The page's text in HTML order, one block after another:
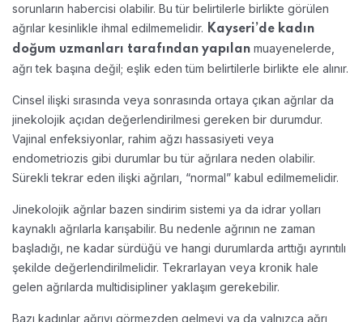
sorunların habercisi olabilir. Bu tür belirtilerle birlikte görülen
ağrılar kesinlikle ihmal edilmemelidir. Kayseri’de kadın
doğum uzmanları tarafından yapılan muayenelerde,
ağrı tek başına değil; eşlik eden tüm belirtilerle birlikte ele alınır.
Cinsel ilişki sırasında veya sonrasında ortaya çıkan ağrılar da
jinekolojik açıdan değerlendirilmesi gereken bir durumdur.
Vajinal enfeksiyonlar, rahim ağzı hassasiyeti veya
endometriozis gibi durumlar bu tür ağrılara neden olabilir.
Sürekli tekrar eden ilişki ağrıları, “normal” kabul edilmemelidir.
Jinekolojik ağrılar bazen sindirim sistemi ya da idrar yolları
kaynaklı ağrılarla karışabilir. Bu nedenle ağrının ne zaman
başladığı, ne kadar sürdüğü ve hangi durumlarda arttığı ayrıntılı
şekilde değerlendirilmelidir. Tekrarlayan veya kronik hale
gelen ağrılarda multidisipliner yaklaşım gerekebilir.
Bazı kadınlar ağrıyı görmezden gelmeyi ya da yalnızca ağrı